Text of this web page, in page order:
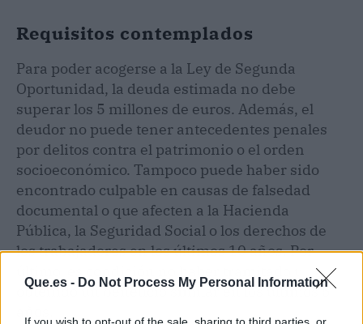
Que.es - Do Not Process My Personal Information
Requisitos contemplados
Para poder acogerse a la Ley de Segunda
Oportunidad, la deuda estimada no debe
superar los 5 millones de euros. Además, el
deudor no puede tener antecedentes penales
por delitos contra el patrimonio o el orden
socioeconómico. Tampoco puede haber sido
encontrado culpable en causas de falsedad
documental o que afecten a la Hacienda
Pública, la Seguridad Social o los derechos de
los trabajadores en los últimos 10 años. Por
obtenido un beneficio similar en los últimos 5